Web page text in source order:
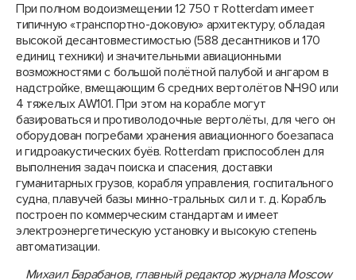
При полном водоизмещении 12 750 т Rotterdam имеет
типичную «транспортно-доковую» архитектуру, обладая
высокой десантовместимостью (588 десантников и 170
единиц техники) и значительными авиационными
возможностями с большой полётной палубой и ангаром в
надстройке, вмещающим 6 средних вертолётов NH90 или
4 тяжелых AW101. При этом на корабле могут
базироваться и противолодочные вертолёты, для чего он
оборудован погребами хранения авиационного боезапаса
и гидроакустических буёв. Rotterdam приспособлен для
выполнения задач поиска и спасения, доставки
гуманитарных грузов, корабля управления, госпитального
судна, плавучей базы минно-тральных сил и т. д. Корабль
построен по коммерческим стандартам и имеет
электроэнергетическую установку и высокую степень
автоматизации.
Михаил Барабанов, главный редактор журнала Moscow